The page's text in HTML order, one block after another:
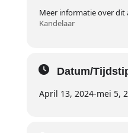
Meer informatie over dit
Kandelaar
Datum/
April 13, 2024-mei 5,